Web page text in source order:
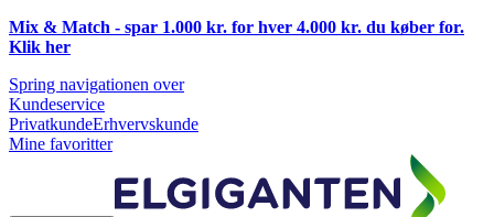
Mix & Match - spar 1.000 kr. for hver 4.000 kr. du køber for.
Klik her
Spring navigationen over
Kundeservice
PrivatkundeErhvervskunde
Mine favoritter